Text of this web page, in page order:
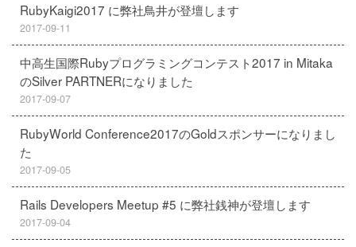
RubyKaigi2017 に弊社鳥井が登壇します
2017-09-11
中高生国際Rubyプログラミングコンテスト2017 in Mitaka
のSilver PARTNERになりました
2017-09-07
RubyWorld Conference2017のGoldスポンサーになりまし
た
2017-09-05
Rails Developers Meetup #5 に弊社銭神が登壇します
2017-09-04